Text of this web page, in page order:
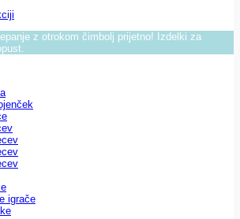
z otrokom čimbolj prijetno! Izdelki za
igrače